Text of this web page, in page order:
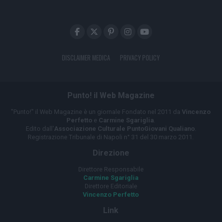
DISCLAIMER MEDICA PRIVACY POLICY
Punto! il Web Magazine
"Punto!" il Web Magazine è un giornale Fondato nel 2011 da Vincenzo
Perfetto e Carmine Sgariglia.
Edito dall'Associazione Culturale PuntoGiovani Qualiano.
Registrazione Tribunale di Napoli n° 31 del 30 marzo 2011.
Direzione
Direttore Responsabile
Carmine Sgariglia
Direttore Editoriale
Vincenzo Perfetto
Link